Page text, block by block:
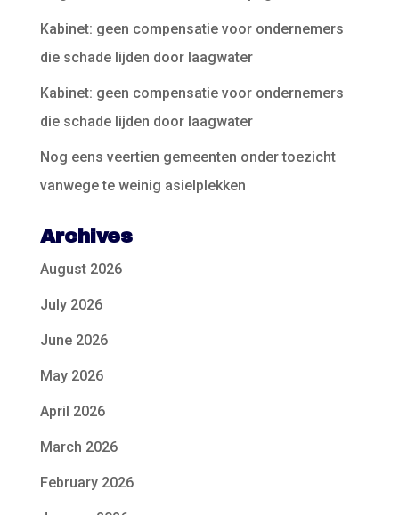
Kabinet: geen compensatie voor ondernemers
die schade lijden door laagwater
Kabinet: geen compensatie voor ondernemers
die schade lijden door laagwater
Nog eens veertien gemeenten onder toezicht
vanwege te weinig asielplekken
Archives
August 2026
July 2026
June 2026
May 2026
April 2026
March 2026
February 2026